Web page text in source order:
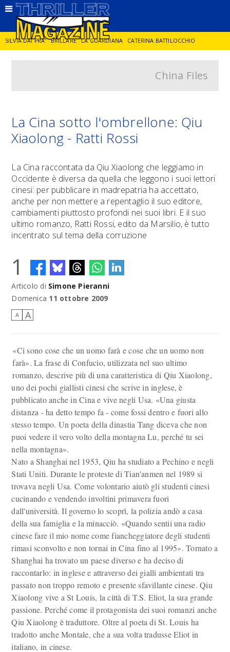
SILVIA DAI PRA' BRILLARE LA GUARDIANA CATERINA BATTILOCCHIO
GIANCARLO DE CATALDO
China Files
La Cina sotto l'ombrellone: Qiu
Xiaolong - Ratti Rossi
La Cina raccontata da Qiu Xiaolong che leggiamo in
Occidente è diversa da quella che leggono i suoi lettori
cinesi: per pubblicare in madrepatria ha accettato,
anche per non mettere a repentaglio il suo editore,
cambiamenti piuttosto profondi nei suoi libri. E il suo
ultimo romanzo, Ratti Rossi, edito da Marsilio, è tutto
incentrato sul tema della corruzione
1
Articolo di Simone Pieranni
Domenica 11 ottobre 2009
A A
«Ci sono cose che un uomo farà e cose che un uomo non
farà». La frase di Confucio, utilizzata nel suo ultimo
romanzo, descrive più di una caratteristica di Qiu Xiaolong,
uno dei pochi giallisti cinesi che scrive in inglese, è
pubblicato anche in Cina e vive negli Usa. «Una giusta
distanza - ha detto tempo fa - come fossi dentro e fuori allo
stesso tempo. Un poeta della dinastia Tang diceva che non
puoi vedere il vero volto della montagna Lu, perché tu sei
nella montagna».
Nato a Shanghai nel 1953, Qiu ha studiato a Pechino e negli
Stati Uniti. Durante le proteste di Tian'anmen nel 1989 si
trovava negli Usa. Come volontario aiutò gli studenti cinesi
cucinando e vendendo involtini primavera fuori
dall'università. Il governo lo scoprì, la polizia andò a casa
della sua famiglia e la minacciò. «Quando sentii una radio
cinese fare il mio nome come fiancheggiatore degli studenti
rimasi sconvolto e non tornai in Cina fino al 1995». Tornato a
Shanghai ha trovato un paese diverso e ha deciso di
raccontarlo: in inglese e attraverso dei gialli ambientati tra
passato non troppo remoto e presente sfavillante cinese. Qiu
Xiaolong vive a St Louis, la città di T.S. Eliot, la sua grande
passione. Perché come il protagonista dei suoi romanzi anche
Qiu Xiaolong è traduttore. Oltre al poeta di St. Louis ha
tradotto anche Montale, che a sua volta tradusse Eliot in
italiano, in cinese.